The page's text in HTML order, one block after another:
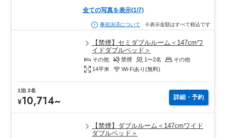
全ての写真を表示(1/7)
事前決済について ※表示金額はすべて税込です
【禁煙】セミダブルルーム＜147cmワ
イドダブルベッド＞
その他 禁煙 1〜2名
その他
14平米 Wi-Fiあり(無料)
1泊 2名
¥10,714~ 詳細・予約
【禁煙】ダブルルーム＜147cmワイド
ダブルベッド＞